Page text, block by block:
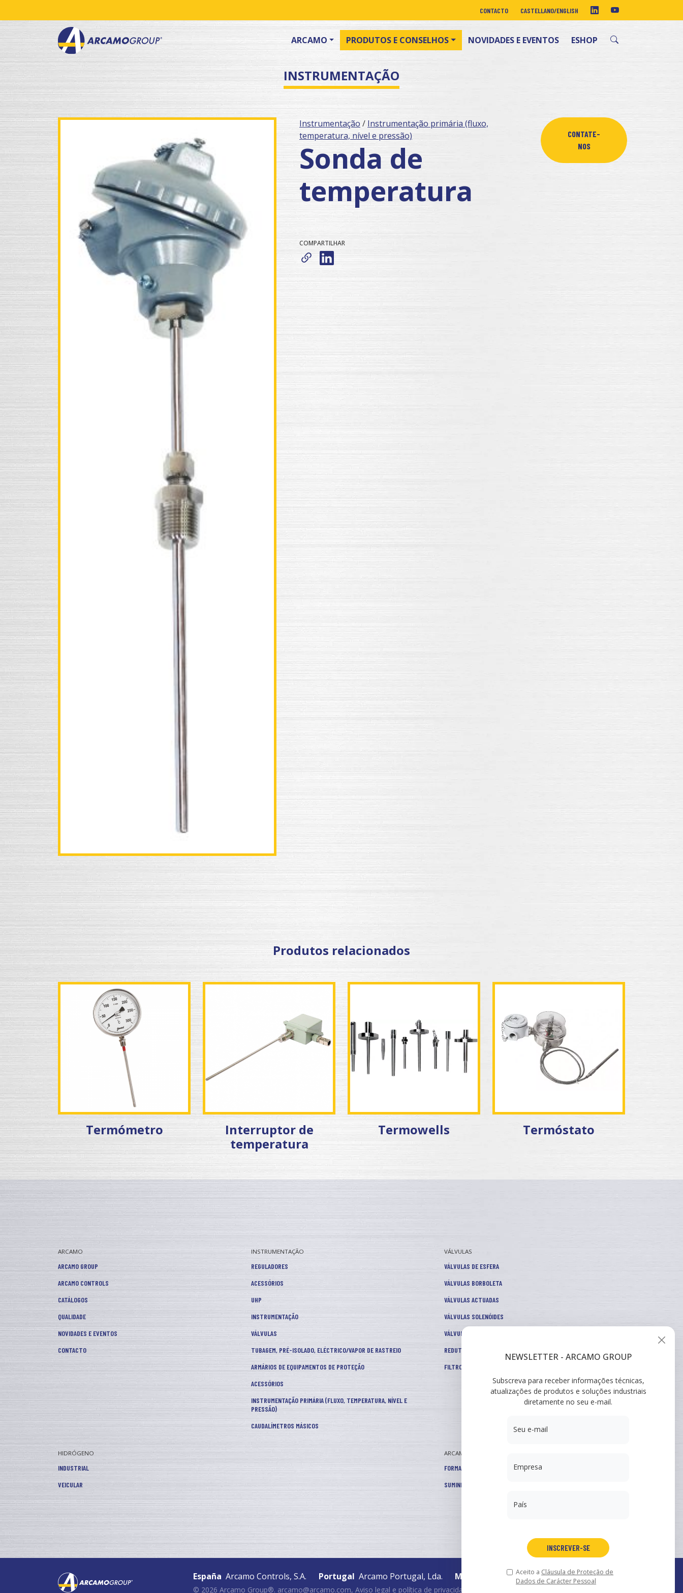
CONTACTO CASTELLANO/ENGLISH
ARCAMO PRODUTOS E CONSELHOS NOVIDADES E EVENTOS ESHOP
INSTRUMENTAÇÃO
Instrumentação / Instrumentação primária (fluxo,
temperatura, nível e pressão)
Sonda de
temperatura
COMPARTILHAR
CONTATE-
NOS
Produtos relacionados
Termómetro
Interruptor de
temperatura
Termowells Termóstato
ARCAMO
ARCAMO GROUP
ARCAMO CONTROLS
CATÁLOGOS
QUALIDADE
NOVIDADES E EVENTOS
CONTACTO
INSTRUMENTAÇÃO
REGULADORES
ACESSÓRIOS
UHP
INSTRUMENTAÇÃO
VÁLVULAS
TUBAGEM, PRÉ-ISOLADO, ELÉCTRICO/VAPOR DE RASTREIO
ARMÁRIOS DE EQUIPAMENTOS DE PROTEÇÃO
ACESSÓRIOS
INSTRUMENTAÇÃO PRIMÁRIA (FLUXO, TEMPERATURA, NÍVEL E
PRESSÃO)
CAUDALÍMETROS MÁSICOS
VÁLVULAS
VÁLVULAS DE ESFERA
VÁLVULAS BORBOLETA
VÁLVULAS ACTUADAS
VÁLVULAS SOLENÓIDES
VÁLVULAS DE CONTROLO
REDUTORES DE PRESSÃO
FILTROS E ACESSÓRIOS
HIDRÓGENO
INDUSTRIAL
VEICULAR
ARCAMO
FORMAÇÕES
SUMINISTRO A INGENIERÍA
España Arcamo Controls, S.A. Portugal Arcamo Portugal, Lda. México Arcamo México, S.A. de CV
© 2026 Arcamo Group®. arcamo@arcamo.com, Aviso legal e política de privacidade
NEWSLETTER - ARCAMO GROUP
Subscreva para receber informações técnicas,
atualizações de produtos e soluções industriais
diretamente no seu e-mail.
Seu e-mail
Empresa
País
INSCREVER-SE
Aceito a Cláusula de Proteção de
Dados de Carácter Pessoal